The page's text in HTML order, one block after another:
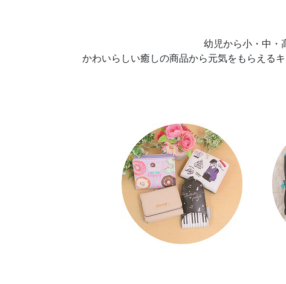
幼児から小・中・
かわいらしい癒しの商品から元気をもらえる